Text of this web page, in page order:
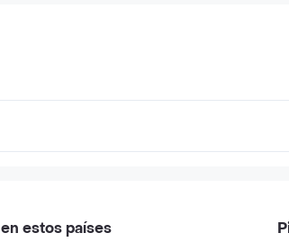
estos países